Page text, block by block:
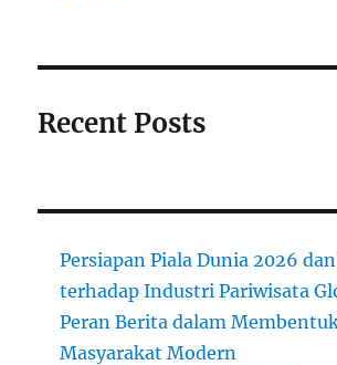
Recent Posts
Persiapan Piala Dunia 2026
terhadap Industri Pariwisata
Peran Berita dalam
Masyarakat Modern